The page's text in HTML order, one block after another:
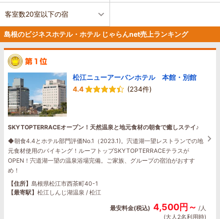
客室数20室以下の宿
島根のビジネスホテル・ホテル じゃらんnet売上ランキング
松江ニューアーバンホテル 本館・別館
4.4
(234件)
SKYTOPTERRACEオープン！天然温泉と地元食材の朝食で癒しステイ♪
◆朝食4.4とホテル部門評価No.1（2023.1)。宍道湖一望レストランでの地
元食材使用のバイキング！ルーフトップSKYTOPTERRACEテラスが
OPEN！宍道湖一望の温泉浴場完備。ご家族、グループの宿泊がおすす
め！
【住所】 島根県松江市西茶町40-1
【最寄駅】 松江しんじ湖温泉 / 松江
最安料金(税込) 4,500円～ /人
(大人2名利用時)